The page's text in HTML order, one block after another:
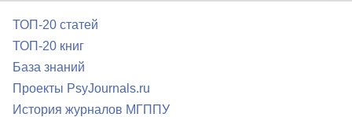
ТОП-20 статей
ТОП-20 книг
База знаний
Проекты PsyJournals.ru
История журналов МГППУ